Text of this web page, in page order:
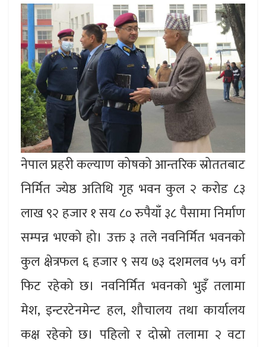
नेपाल प्रहरी कल्याण कोषको आन्तरिक स्रोततबाट
निर्मित ज्येष्ठ अतिथि गृह भवन कुल २ करोड ८३
लाख ९२ हजार १ सय ८० रुपैयाँ ३८ पैसामा निर्माण
सम्पन्न भएको हो। उक्त ३ तले नवनिर्मित भवनको
कुल क्षेत्रफल ६ हजार ९ सय ७३ दशमलव ५५ वर्ग
फिट रहेको छ। नवनिर्मित भवनको भुइँ तलामा
मेश, इन्टरटेनमेन्ट हल, शौचालय तथा कार्यालय
कक्ष रहेको छ। पहिलो र दोस्रो तलामा २ वटा